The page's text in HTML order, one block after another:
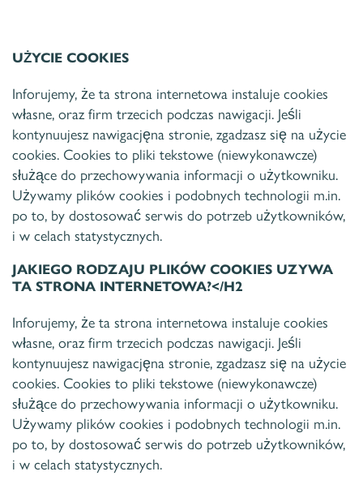
UŻYCIE COOKIES
Inforujemy, że ta strona internetowa instaluje cookies
własne, oraz firm trzecich podczas nawigacji. Jeśli
kontynuujesz nawigacjęna stronie, zgadzasz się na użycie
cookies. Cookies to pliki tekstowe (niewykonawcze)
służące do przechowywania informacji o użytkowniku.
Używamy plików cookies i podobnych technologii m.in.
po to, by dostosować serwis do potrzeb użytkowników,
i w celach statystycznych.
JAKIEGO RODZAJU PLIKÓW COOKIES UZYWA
TA STRONA INTERNETOWA?</H2
Inforujemy, że ta strona internetowa instaluje cookies
własne, oraz firm trzecich podczas nawigacji. Jeśli
kontynuujesz nawigacjęna stronie, zgadzasz się na użycie
cookies. Cookies to pliki tekstowe (niewykonawcze)
służące do przechowywania informacji o użytkowniku.
Używamy plików cookies i podobnych technologii m.in.
po to, by dostosować serwis do potrzeb użytkowników,
i w celach statystycznych.